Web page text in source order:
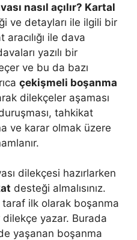
nasıl açılır? Kartal
ve detayları ile ilgili bir
ile dava
yazılı bir
ve bu da bazı
çekişmeli boşanma
dilekçeler aşaması
tahkikat
ve karar olmak üzere
dilekçesi hazırlarken
desteği almalısınız.
taraf ilk olarak boşanma
yazar. Burada
yaşanan boşanma